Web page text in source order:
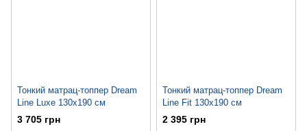
Тонкий матрац-топпер Dream
Line Luxe 130x190 см
3 705 грн
Тонкий матрац-топпер Dream
Line Fit 130x190 см
2 395 грн